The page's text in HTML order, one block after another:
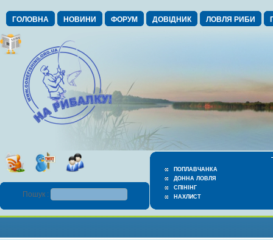
ГОЛОВНА НОВИНИ ФОРУМ ДОВІДНИК ЛОВЛЯ РИБИ
ПОПЛАВЧАНКА
ДОННА ЛОВЛЯ
СПІНІНГ
НАХЛИСТ
Пошук :